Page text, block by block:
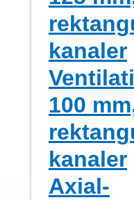
kanaler
100
kanaler
Axial-